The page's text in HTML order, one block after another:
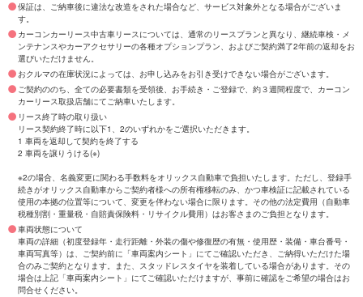
保証は、ご納車後に違法な改造をされた場合など、サービス対象外となる場合がございま
す。
カーコンカーリース中古車リースについては、通常のリースプランと異なり、継続車検・メ
ンテナンスやカーアクセサリーの各種オプションプラン、およびご契約満了2年前の返却をお
選びいただけません。
おクルマの在庫状況によっては、お申し込みをお引き受けできない場合がございます。
ご契約ののち、全ての必要書類を受領後、お手続き・ご登録で、約３週間程度で、カーコン
カーリース取扱店舗にてご納車いたします。
リース終了時の取り扱い
リース契約終了時に以下1、2のいずれかをご選択いただきます。
1 車両を返却して契約を終了する
2 車両を譲りうける(※)
※2の場合、名義変更に関わる手数料をオリックス自動車で負担いたします。ただし、登録手
続きがオリックス自動車からご契約者様への所有権移転のみ、かつ車検証に記載されている
使用の本拠の位置等について、変更を伴わない場合に限ります。その他の法定費用（自動車
税種別割・重量税・自賠責保険料・リサイクル費用）はお客さまのご負担となります。
車両状態について
車両の詳細（初度登録年・走行距離・外装の傷や修復歴の有無・使用歴・装備・車台番号・
車両写真等）は、ご契約前に「車両案内シート」にてご確認いただき、ご納得いただけた場
合のみご契約となります。また、スタッドレスタイヤを装着している場合があります。その
場合は上記「車両案内シート」にてご確認いただけますが、事前に確認をご希望の場合はお
問合せください。